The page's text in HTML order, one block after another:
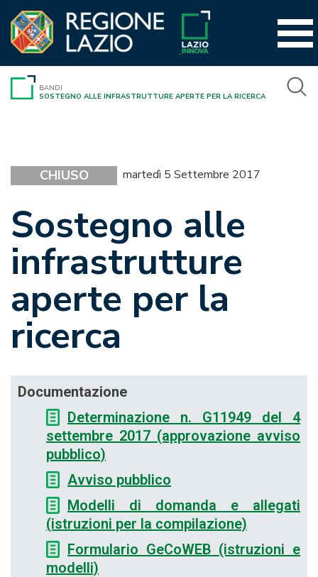
contenuto
BANDI
SOSTEGNO ALLE INFRASTRUTTURE APERTE PER LA RICERCA
CHIUSO martedì 5 Settembre 2017
Sostegno alle
infrastrutture
aperte per la
ricerca
Documentazione
Determinazione n. G11949 del 4
settembre 2017 (approvazione avviso
pubblico)
Avviso pubblico
Modelli di domanda e allegati
(istruzioni per la compilazione)
Formulario GeCoWEB (istruzioni e
modelli)